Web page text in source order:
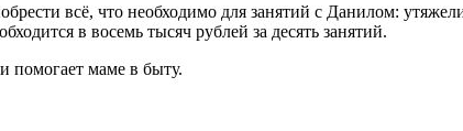
всё, что необходимо для занятий с Данилом:
в восемь тысяч рублей за десять занятий.
помогает маме в быту.